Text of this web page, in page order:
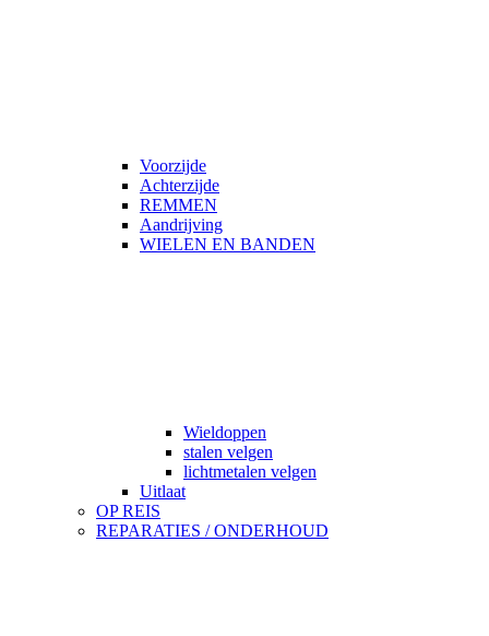
Voorzijde
Achterzijde
REMMEN
Aandrijving
WIELEN EN BANDEN
Wieldoppen
stalen velgen
lichtmetalen velgen
Uitlaat
OP REIS
REPARATIES / ONDERHOUD